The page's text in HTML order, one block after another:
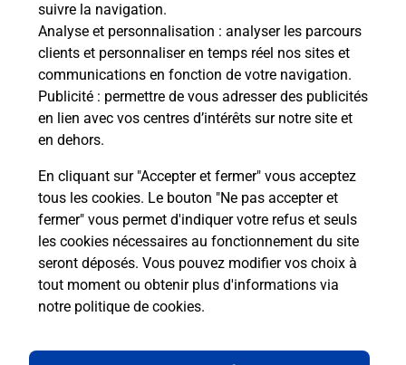
suivre la navigation.
Analyse et personnalisation : analyser les parcours
clients et personnaliser en temps réel nos sites et
communications en fonction de votre navigation.
Publicité : permettre de vous adresser des publicités
en lien avec vos centres d’intérêts sur notre site et
en dehors.
En cliquant sur "Accepter et fermer" vous acceptez
tous les cookies. Le bouton "Ne pas accepter et
fermer" vous permet d'indiquer votre refus et seuls
les cookies nécessaires au fonctionnement du site
seront déposés. Vous pouvez modifier vos choix à
tout moment ou obtenir plus d'informations via
notre politique de cookies.
Comment La Poste participe-t-elle
à votre sécurité au quotidien ?
Puis-je passer mon code de la route
avec La Poste et sous quelles
Liste Hérault ST FELIX DE LODEZ
Plan du site